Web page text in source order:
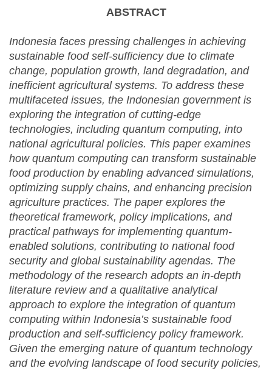
ABSTRACT
Indonesia faces pressing challenges in achieving
sustainable food self-sufficiency due to climate
change, population growth, land degradation, and
inefficient agricultural systems. To address these
multifaceted issues, the Indonesian government is
exploring the integration of cutting-edge
technologies, including quantum computing, into
national agricultural policies. This paper examines
how quantum computing can transform sustainable
food production by enabling advanced simulations,
optimizing supply chains, and enhancing precision
agriculture practices. The paper explores the
theoretical framework, policy implications, and
practical pathways for implementing quantum-
enabled solutions, contributing to national food
security and global sustainability agendas. The
methodology of the research adopts an in-depth
literature review and a qualitative analytical
approach to explore the integration of quantum
computing within Indonesia’s sustainable food
production and self-sufficiency policy framework.
Given the emerging nature of quantum technology
and the evolving landscape of food security policies,